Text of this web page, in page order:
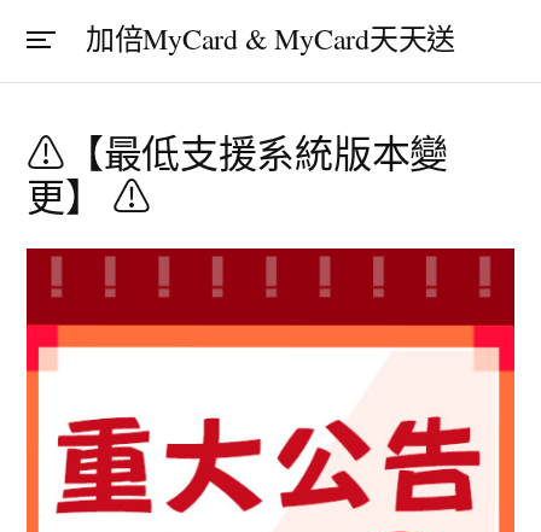
加倍MyCard & MyCard天天送
⚠【最低支援系統版本變
更】 ⚠